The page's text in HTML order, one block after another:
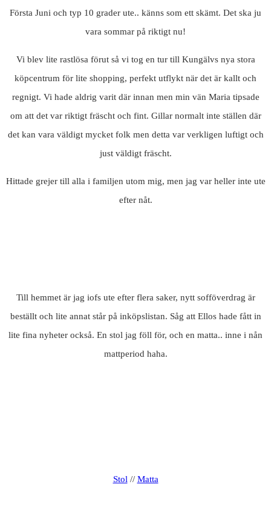
Första Juni och typ 10 grader ute.. känns som ett skämt. Det ska ju
vara sommar på riktigt nu!
Vi blev lite rastlösa förut så vi tog en tur till Kungälvs nya stora
köpcentrum för lite shopping, perfekt utflykt när det är kallt och
regnigt. Vi hade aldrig varit där innan men min vän Maria tipsade
om att det var riktigt fräscht och fint. Gillar normalt inte ställen där
det kan vara väldigt mycket folk men detta var verkligen luftigt och
just väldigt fräscht.
Hittade grejer till alla i familjen utom mig, men jag var heller inte ute
efter nåt.
Till hemmet är jag iofs ute efter flera saker, nytt sofföverdrag är
beställt och lite annat står på inköpslistan. Såg att Ellos hade fått in
lite fina nyheter också. En stol jag föll för, och en matta.. inne i nån
mattperiod haha.
Stol// Matta